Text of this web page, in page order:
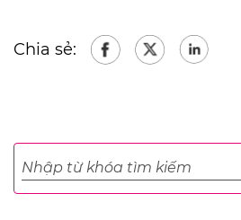
Chia sẻ: